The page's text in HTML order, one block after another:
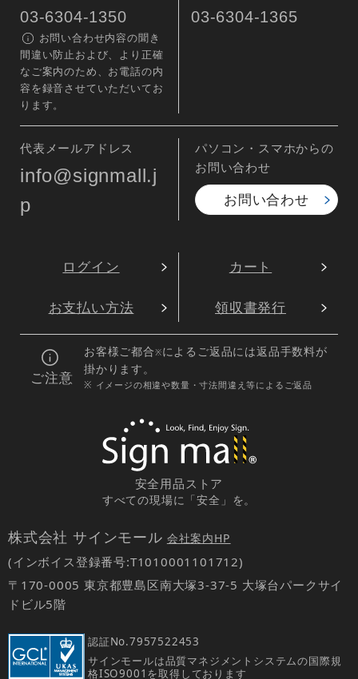
03-6304-1350
お問い合わせ内容の聞き
間違い防止および、より正確
なご案内のため、お電話の内
容を録音させていただいてお
ります。
03-6304-1365
代表メールアドレス
info@signmall.j
p
パソコン・スマホからの
お問い合わせ
お問い合わせ
ログイン カート
お支払い方法 領収書発行
ご注意
お客様ご都合※によるご返品には返品手数料が
掛かります。
※ イメージの相違や数量・寸法間違え等によるご返品
安全用品ストア
すべての現場に「安全」を。
株式会社 サインモール 会社案内HP
(インボイス登録番号:T1010001101712)
〒170-0005 東京都豊島区南大塚3-37-5 大塚台パークサイ
ドビル5階
認証No.7957522453
サインモールは品質マネジメントシステムの国際規
格ISO9001を取得しております